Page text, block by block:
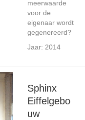
meerwaarde
voor de
eigenaar wordt
gegenereerd?
Jaar: 2014
Sphinx
Eiffelgebo
uw